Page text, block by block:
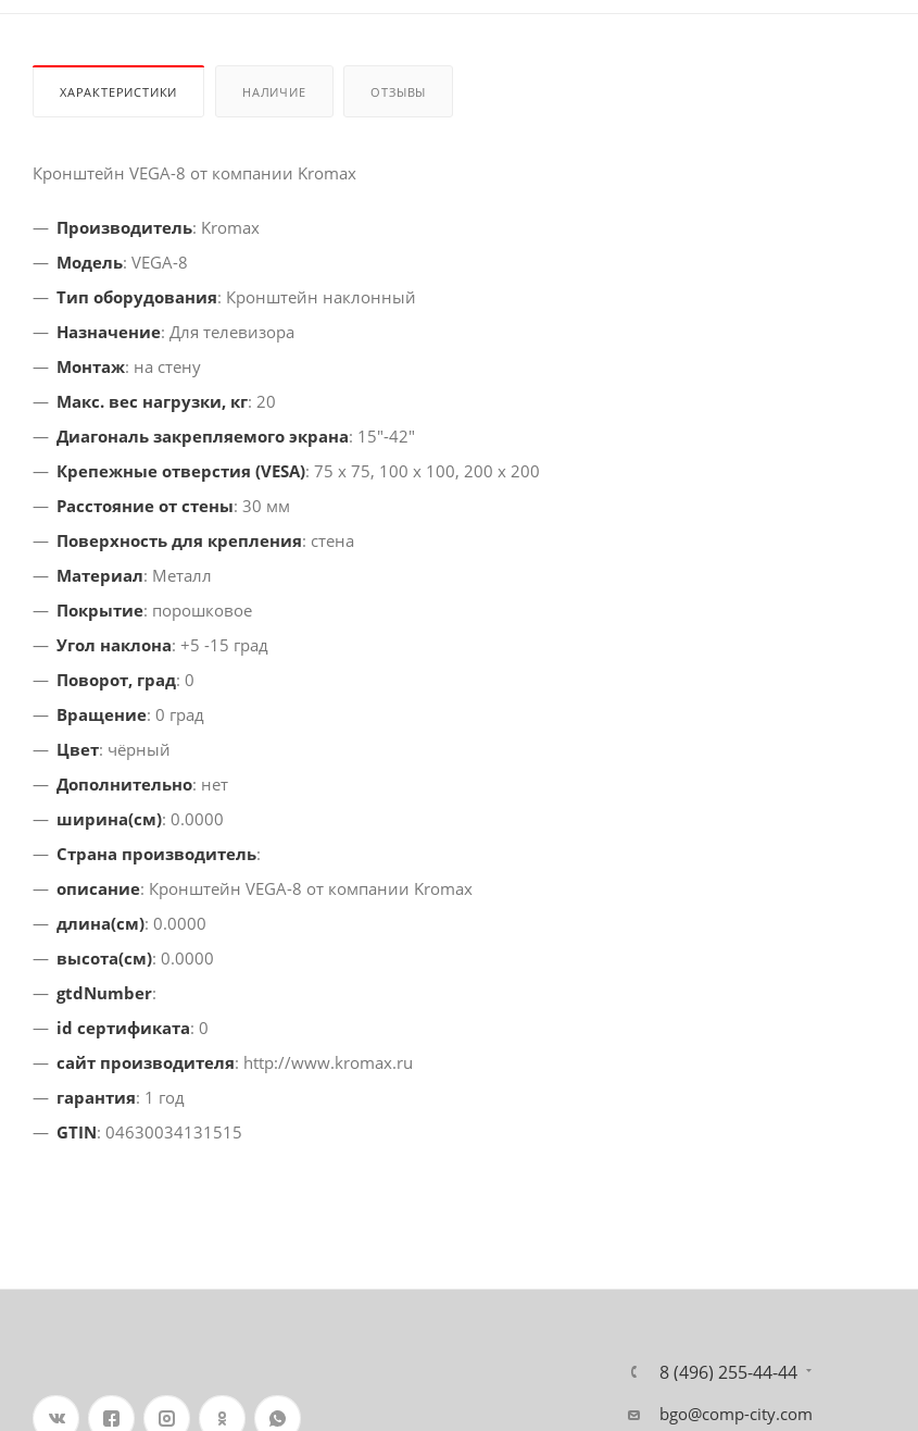
ХАРАКТЕРИСТИКИ НАЛИЧИЕ ОТЗЫВЫ
Кронштейн VEGA-8 от компании Kromax
Производитель: Kromax
Модель: VEGA-8
Тип оборудования: Кронштейн наклонный
Назначение: Для телевизора
Монтаж: на стену
Макс. вес нагрузки, кг: 20
Диагональ закрепляемого экрана: 15"-42"
Крепежные отверстия (VESA): 75 x 75, 100 x 100, 200 x 200
Расстояние от стены: 30 мм
Поверхность для крепления: стена
Материал: Металл
Покрытие: порошковое
Угол наклона: +5 -15 град
Поворот, град: 0
Вращение: 0 град
Цвет: чёрный
Дополнительно: нет
ширина(см): 0.0000
Страна производитель:
описание: Кронштейн VEGA-8 от компании Kromax
длина(см): 0.0000
высота(см): 0.0000
gtdNumber:
id сертификата: 0
сайт производителя: http://www.kromax.ru
гарантия: 1 год
GTIN: 04630034131515
8 (496) 255-44-44
bgo@comp-city.com